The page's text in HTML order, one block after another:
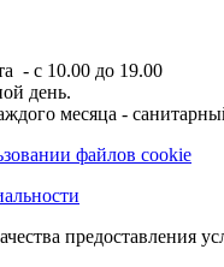
- с 10.00 до 19.00
день.
месяца -
файлов cookie
предоставления